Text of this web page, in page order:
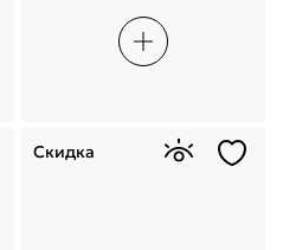
Скидка